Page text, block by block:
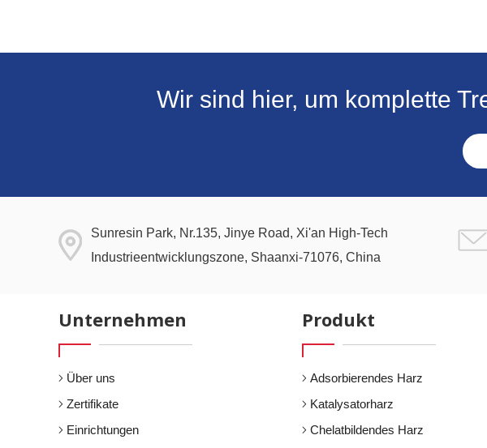
Wir sind hier, um komplette
Sunresin Park, Nr.135, Jinye Road, Xi'an High-Tech
Industrieentwicklungszone, Shaanxi-71076, China
Unternehmen
Über uns
Zertifikate
Einrichtungen
Produkt
Adsorbierendes Harz
Katalysatorharz
Chelatbildendes Harz